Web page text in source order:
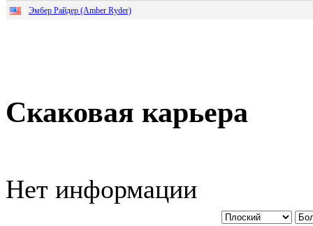
Эмбер Райдер (Amber Ryder)
Скаковая карьера
Нет информации